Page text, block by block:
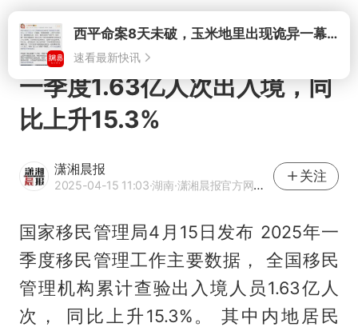
打开西平命案8天未破，玉米地里出现诡异一幕，我突然想起了欧金中
速看最新快讯
一季度1.63亿人次出入境，同
比上升15.3%
潇湘晨报
2025-04-15 11:03·湖南·潇湘晨报官方网易号
关注
国家移民管理局4月15日发布 2025年一
季度移民管理工作主要数据， 全国移民
管理机构累计查验出入境人员1.63亿人
次， 同比上升15.3%。 其中内地居民